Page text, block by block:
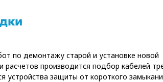
по демонтажу старой и установке новой
расчетов производится подбор кабелей
устройства защиты от короткого